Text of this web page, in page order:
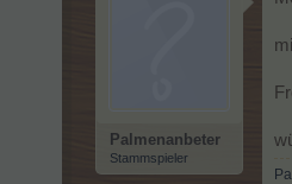
Palmenanbeter
Stammspieler